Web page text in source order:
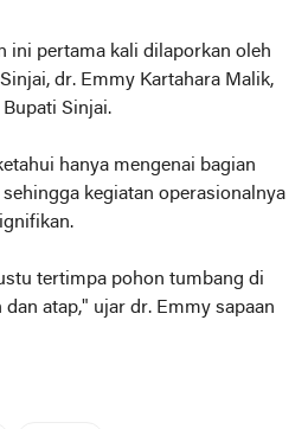
ini pertama kali dilaporkan oleh
dr. Emmy Kartahara Malik,
Sinjai.
hanya mengenai bagian
kegiatan operasionalnya
tertimpa pohon tumbang di
atap," ujar dr. Emmy sapaan